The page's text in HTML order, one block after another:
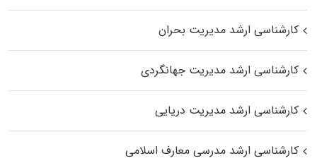
کارشناسی ارشد مدیریت بحران
کارشناسی ارشد مدیریت جهانگردی
کارشناسی ارشد مدیریت دریایی
کارشناسی ارشد مدرسی معارف اسلامی